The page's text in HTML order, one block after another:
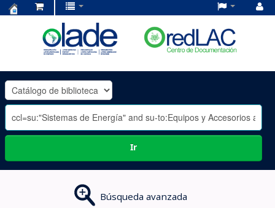
OLADE
-
Ir
Búsqueda avanzada